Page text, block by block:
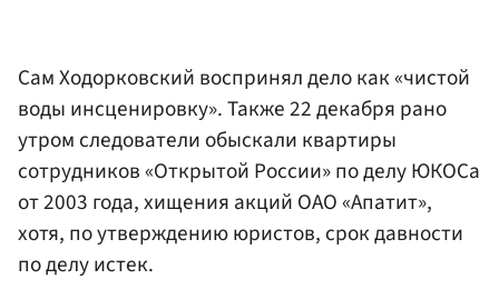
Сам Ходорковский воспринял дело как «чистой
воды инсценировку». Также 22 декабря рано
утром следователи обыскали квартиры
сотрудников «Открытой России» по делу ЮКОСа
от 2003 года, хищения акций ОАО «Апатит»,
хотя, по утверждению юристов, срок давности
по делу истек.